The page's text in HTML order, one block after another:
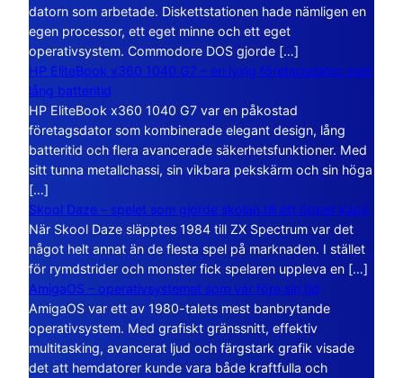
datorn som arbetade. Diskettstationen hade nämligen en
egen processor, ett eget minne och ett eget
operativsystem. Commodore DOS gjorde […]
HP EliteBook x360 1040 G7 – en lyxig företagsdator med
lång batteritid
HP EliteBook x360 1040 G7 var en påkostad
företagsdator som kombinerade elegant design, lång
batteritid och flera avancerade säkerhetsfunktioner. Med
sitt tunna metallchassi, sin vikbara pekskärm och sin höga
[…]
Skool Daze – spelet som gjorde skolan till ett öppet kaos
När Skool Daze släpptes 1984 till ZX Spectrum var det
något helt annat än de flesta spel på marknaden. I stället
för rymdstrider och monster fick spelaren uppleva en […]
AmigaOS – operativsystemet som var före sin tid
AmigaOS var ett av 1980-talets mest banbrytande
operativsystem. Med grafiskt gränssnitt, effektiv
multitasking, avancerat ljud och färgstark grafik visade
det att hemdatorer kunde vara både kraftfulla och